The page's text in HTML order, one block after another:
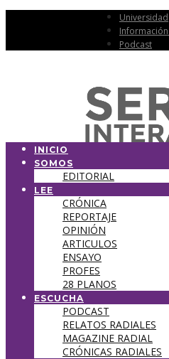
Universidad
Podcast
INICIO
SOMOS
EDITORIAL
LEE
CRÓNICA
REPORTAJE
OPINIÓN
ARTICULOS
ENSAYO
PROFES
28 PLANOS
ESCUCHA
PODCAST
RELATOS RADIALES
MAGAZINE RADIAL
CRÓNICAS RADIALES